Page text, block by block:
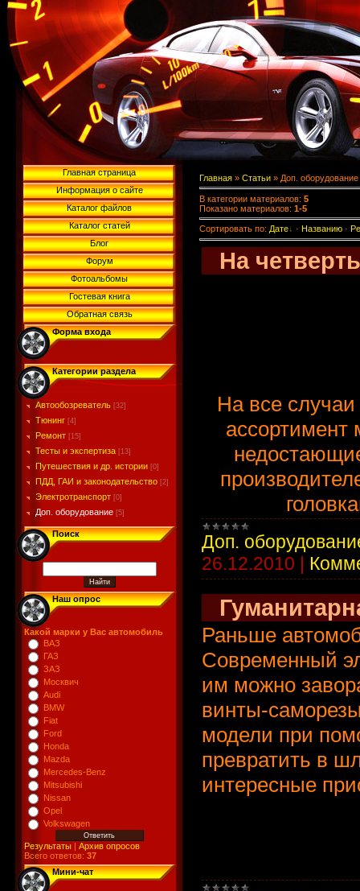
Главная страница
Информация о сайте
Каталог файлов
Каталог статей
Блог
Форум
Фотоальбомы
Гостевая книга
Обратная связь
Форма входа
Категории раздела
Автообозреватель [32]
Тюнинг [4]
Ремонт [15]
Тесты и экспертиза [13]
Путешествия и др. истории [0]
ПДД, ГАИ и законодательство [2]
Электротранспорт [0]
Доп. оборудование [5]
Поиск
Наш опрос
Какой марки у Вас автомобиль
ВАЗ
ГАЗ
ЗАЗ
Москвич
Audi
BMW
Fiat
Ford
Honda
Mazda
Mercedes-Benz
Mitsubishi
Nissan
Opel
Volkswagen
Результаты| Архив опросов
Всего ответов: 37
Мини-чат
Главная » Статьи » Доп. оборудование
В категории материалов: 5
Показано материалов: 1-5
Сортировать по: Дате · Названию ·
На
На все случаи
ассортимент
Доп.
26.12.2010 |
Раньше
Современный
им можно
винты-
модели при
превратить в
интересные